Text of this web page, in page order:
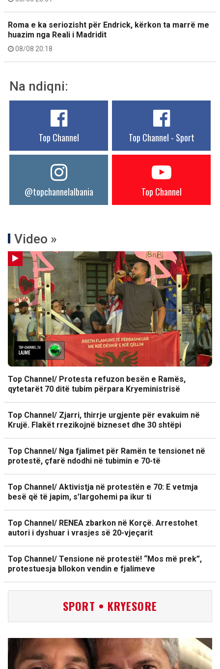
Roma e ka seriozisht për Endrick, kërkon ta marrë me
huazim nga Reali i Madridit
08/08 20:18
Na ndiqni:
Top Channel Top Channel - Sport
@topchannelalbania Top Channel
Video »
Top Channel/ Protesta refuzon besën e Ramës,
qytetarët 70 ditë tubim përpara Kryeministrisë
Top Channel/ Zjarri, thirrje urgjente për evakuim në
Krujë. Flakët rrezikojnë bizneset dhe 30 shtëpi
Top Channel/ Nga fjalimet për Ramën te tensionet në
protestë, çfarë ndodhi në tubimin e 70-të
Top Channel/ Aktivistja në protestën e 70: E vetmja
besë që të japim, s’largohemi pa ikur ti
Top Channel/ RENEA zbarkon në Korçë. Arrestohet
autori i dyshuar i vrasjes së 20-vjeçarit
Top Channel/ Tensione në protestë! “Mos më prek”,
protestuesja bllokon vendin e fjalimeve
SPORT • KRYESORE